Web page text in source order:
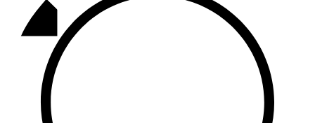
Базарлы матак
107,1 FM
Балык бистәсе
104,9 FM